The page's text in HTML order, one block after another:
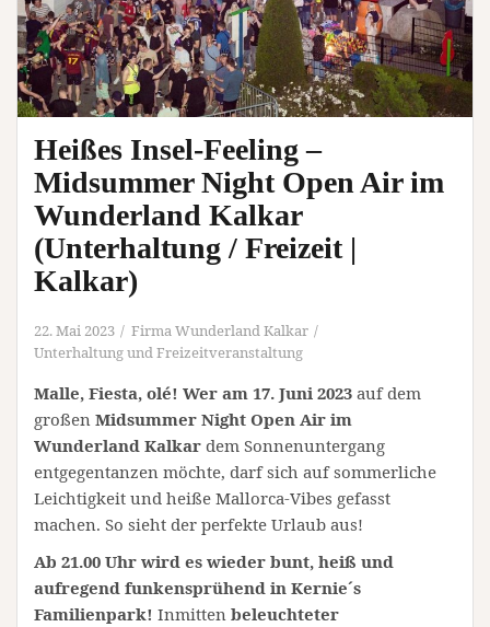
Heißes Insel-Feeling –
Midsummer Night Open Air im
Wunderland Kalkar
(Unterhaltung / Freizeit |
Kalkar)
22. Mai 2023
Firma Wunderland Kalkar
Unterhaltung und Freizeitveranstaltung
Malle, Fiesta, olé! Wer am 17. Juni 2023 auf dem
großen Midsummer Night Open Air im
Wunderland Kalkar dem Sonnenuntergang
entgegentanzen möchte, darf sich auf sommerliche
Leichtigkeit und heiße Mallorca-Vibes gefasst
machen. So sieht der perfekte Urlaub aus!
Ab 21.00 Uhr wird es wieder bunt, heiß und
aufregend funkensprühend in Kernie´s
Familienpark! Inmitten beleuchteter